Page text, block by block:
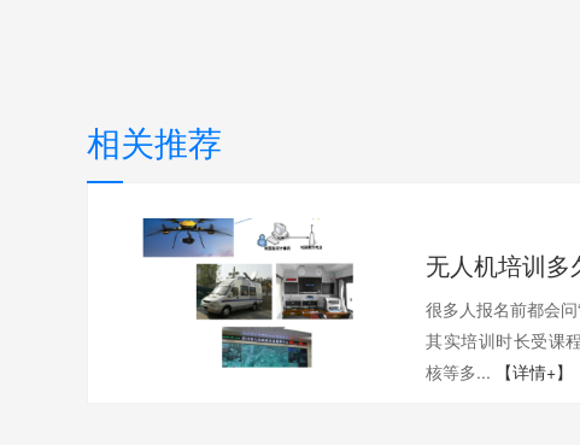
相关推荐
很多人报名前都会
其实培训时长受课
核等多...
【详情+】